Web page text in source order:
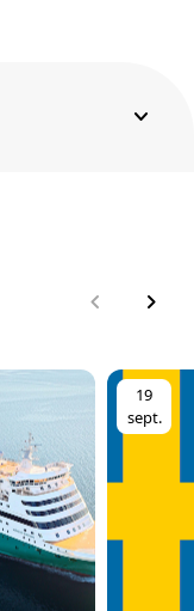
keyboard_arrow_down
chevron_left chevron_right
19
sept.